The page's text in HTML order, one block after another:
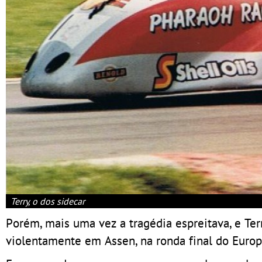
Terry, o dos sidecar
Porém, mais uma vez a tragédia espreitava, e
violentamente em Assen, na ronda final do